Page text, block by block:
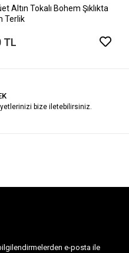
Altın Tokalı Bohem Şıklıkta
Terlik
TL
bize iletebilirsiniz.
e-posta ile